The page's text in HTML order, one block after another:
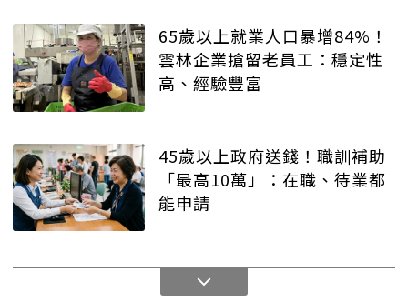
65歲以上就業人口暴增84%！
雲林企業搶留老員工：穩定性
高、經驗豐富
45歲以上政府送錢！職訓補助
「最高10萬」：在職、待業都
能申請